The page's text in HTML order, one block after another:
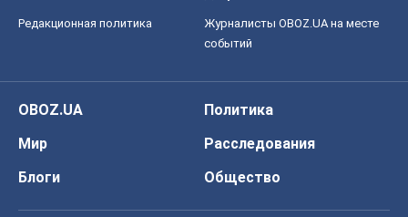
Редакционная политика
Журналисты OBOZ.UA на месте
событий
OBOZ.UA
Политика
Мир
Расследования
Блоги
Общество